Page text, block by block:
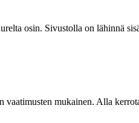
osin. Sivustolla on lähinnä
mukainen. Alla